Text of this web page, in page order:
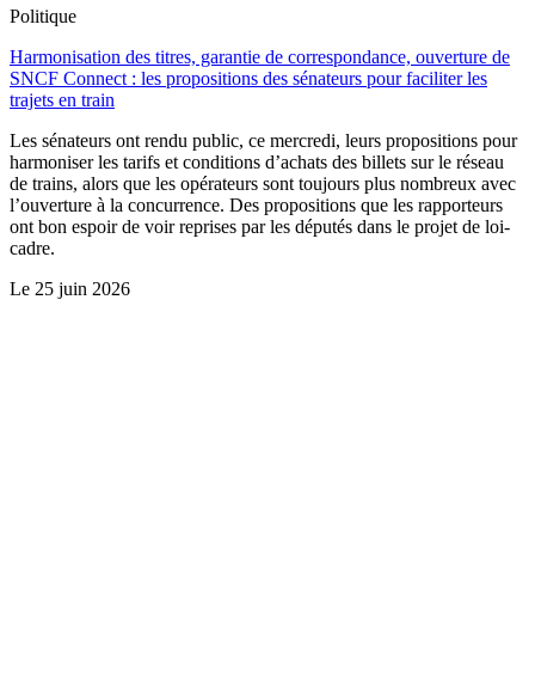
Politique
Harmonisation des titres, garantie de correspondance, ouverture de
SNCF Connect : les propositions des sénateurs pour faciliter les
trajets en train
Les sénateurs ont rendu public, ce mercredi, leurs propositions pour
harmoniser les tarifs et conditions d’achats des billets sur le réseau
de trains, alors que les opérateurs sont toujours plus nombreux avec
l’ouverture à la concurrence. Des propositions que les rapporteurs
ont bon espoir de voir reprises par les députés dans le projet de loi-
cadre.
Le 25 juin 2026